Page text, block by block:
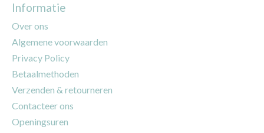
Informatie
Over ons
Algemene voorwaarden
Privacy Policy
Betaalmethoden
Verzenden & retourneren
Contacteer ons
Openingsuren